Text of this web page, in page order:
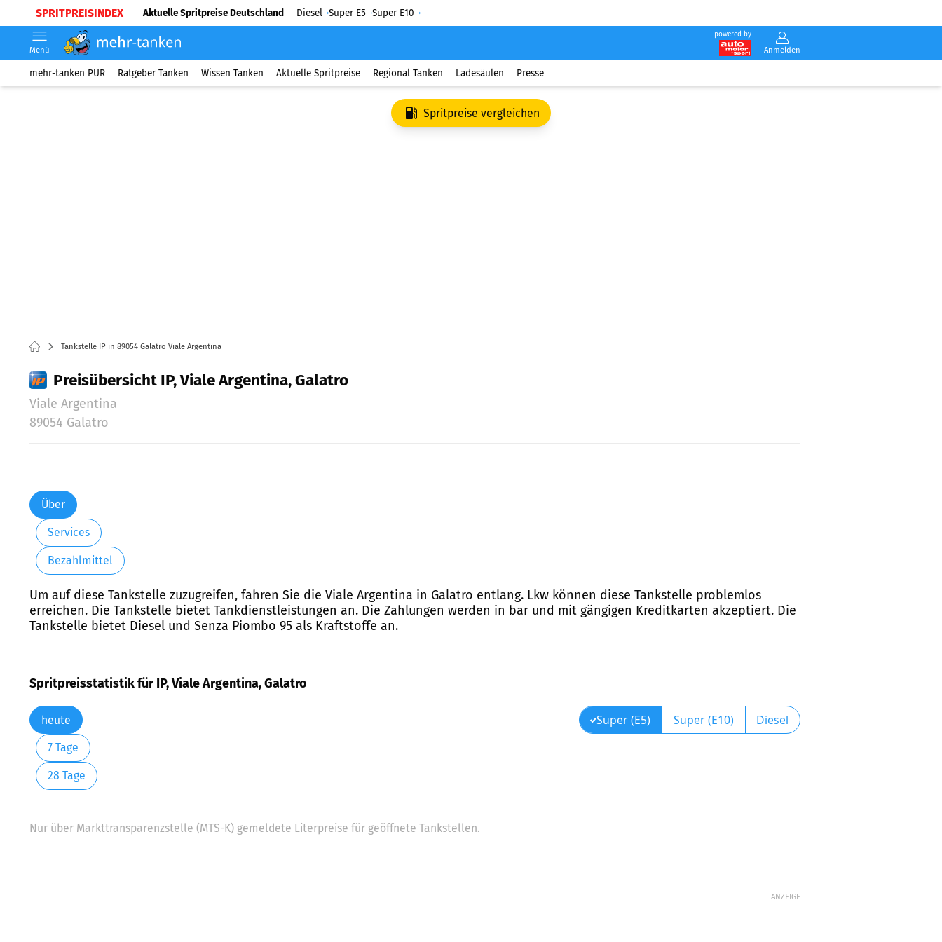
SPRITPREISINDEX Aktuelle Spritpreise Deutschland Diesel Super E5 Super E10
powered by
Anmelden
Menü
mehr-tanken PUR Ratgeber Tanken Wissen Tanken Aktuelle Spritpreise Regional Tanken Ladesäulen Presse
Spritpreise vergleichen
Tankstelle IP in 89054 Galatro Viale Argentina
Preisübersicht IP, Viale Argentina, Galatro
Viale Argentina
89054 Galatro
Über
Services
Bezahlmittel
Um auf diese Tankstelle zuzugreifen, fahren Sie die Viale Argentina in Galatro entlang. Lkw können diese Tankstelle problemlos
erreichen. Die Tankstelle bietet Tankdienstleistungen an. Die Zahlungen werden in bar und mit gängigen Kreditkarten akzeptiert. Die
Tankstelle bietet Diesel und Senza Piombo 95 als Kraftstoffe an.
Spritpreisstatistik für IP, Viale Argentina, Galatro
heute
7 Tage
28 Tage
Super (E5) Super (E10) Diesel
Nur über Markttransparenzstelle (MTS-K) gemeldete Literpreise für geöffnete Tankstellen.
ANZEIGE